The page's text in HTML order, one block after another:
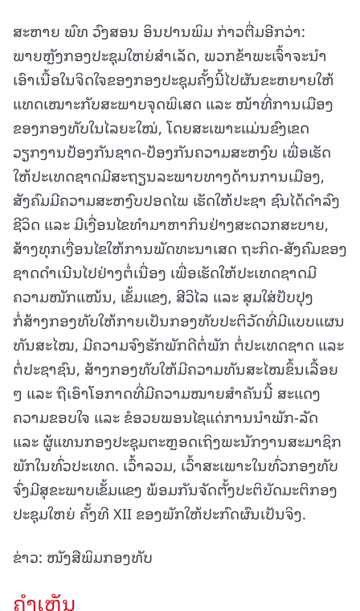
ສະຫາຍ ພົທ ວົງສອນ ອິນປານພິມ ກ່າວຕື່ມອີກວ່າ:
ພາຍຫຼັງກອງປະຊຸມໃຫຍ່ສຳເລັດ, ພວກຂ້າພະເຈົ້າຈະນໍາ
ເອົາເນື້ອໃນຈິດໃຈຂອງກອງປະຊຸມຄັ້ງນີ້ໄປຜັນຂະຫຍາຍໃຫ້
ແທດເໝາະກັບສະພາບຈຸດພິເສດ ແລະ ໜ້າທີ່ການເມືອງ
ຂອງກອງທັບໃນໄລຍະໃໝ່, ໂດຍສະເພາະແມ່ນຂົງເຂດ
ວຽກງານປ້ອງກັນຊາດ-ປ້ອງກັນຄວາມສະຫງົບ ເພື່ອເຮັດ
ໃຫ້ປະເທດຊາດມີສະຖຽນລະພາບທາງດ້ານການເມືອງ,
ສັງຄົມມີຄວາມສະຫງົບປອດໄພ ເຮັດໃຫ້ປະຊາ ຊົນໄດ້ດຳລົງ
ຊີວິດ ແລະ ມີເງື່ອນໄຂທໍາມາຫາກິນຢ່າງສະດວກສະບາຍ,
ສ້າງທຸກເງື່ອນໄຂໃຫ້ການພັດທະນາເສດ ຖະກິດ-ສັງຄົມຂອງ
ຊາດດໍາເນີນໄປຢ່າງຕໍ່ເນື່ອງ ເພື່ອເຮັດໃຫ້ປະເທດຊາດມີ
ຄວາມໜັກແໜ້ນ, ເຂັ້ມແຂງ, ສີວິໄລ ແລະ ສຸມໃສ່ປັບປຸງ
ກໍ່ສ້າງກອງທັບໃຫ້ກາຍເປັນກອງທັບປະຕິວັດທີ່ມີແບບແຜນ
ທັນສະໄໝ, ມີຄວາມຈົງຮັກພັກດີຕໍ່ພັກ ຕໍ່ປະເທດຊາດ ແລະ
ຕໍ່ປະຊາຊົນ, ສ້າງກອງທັບໃຫ້ມີຄວາມທັນສະໄໝຂຶ້ນເລື້ອຍ
ໆ ແລະ ຖືເອົາໂອກາດທີ່ມີຄວາມໝາຍສຳຄັນນີ້ ສະແດງ
ຄວາມຂອບໃຈ ແລະ ຂໍອວຍພອນໄຊແດ່ການນຳພັກ-ລັດ
ແລະ ຜູ້ແທນກອງປະຊຸມຕະຫຼອດເຖິງພະນັກງານສະມາຊິກ
ພັກໃນທົ່ວປະເທດ. ເວົ້າລວມ, ເວົ້າສະເພາະໃນທົ່ວກອງທັບ
ຈົ່ງມີສຸຂະພາບເຂັ້ມແຂງ ພ້ອມກັນຈັດຕັ້ງປະຕິບັດມະຕິກອງ
ປະຊຸມໃຫຍ່ ຄັ້ງທີ XII ຂອງພັກໃຫ້ປະກົດຜົນເປັນຈິງ.
ຂ່າວ: ໜັງສືພິມກອງທັບ
ຄໍາເຫັນ